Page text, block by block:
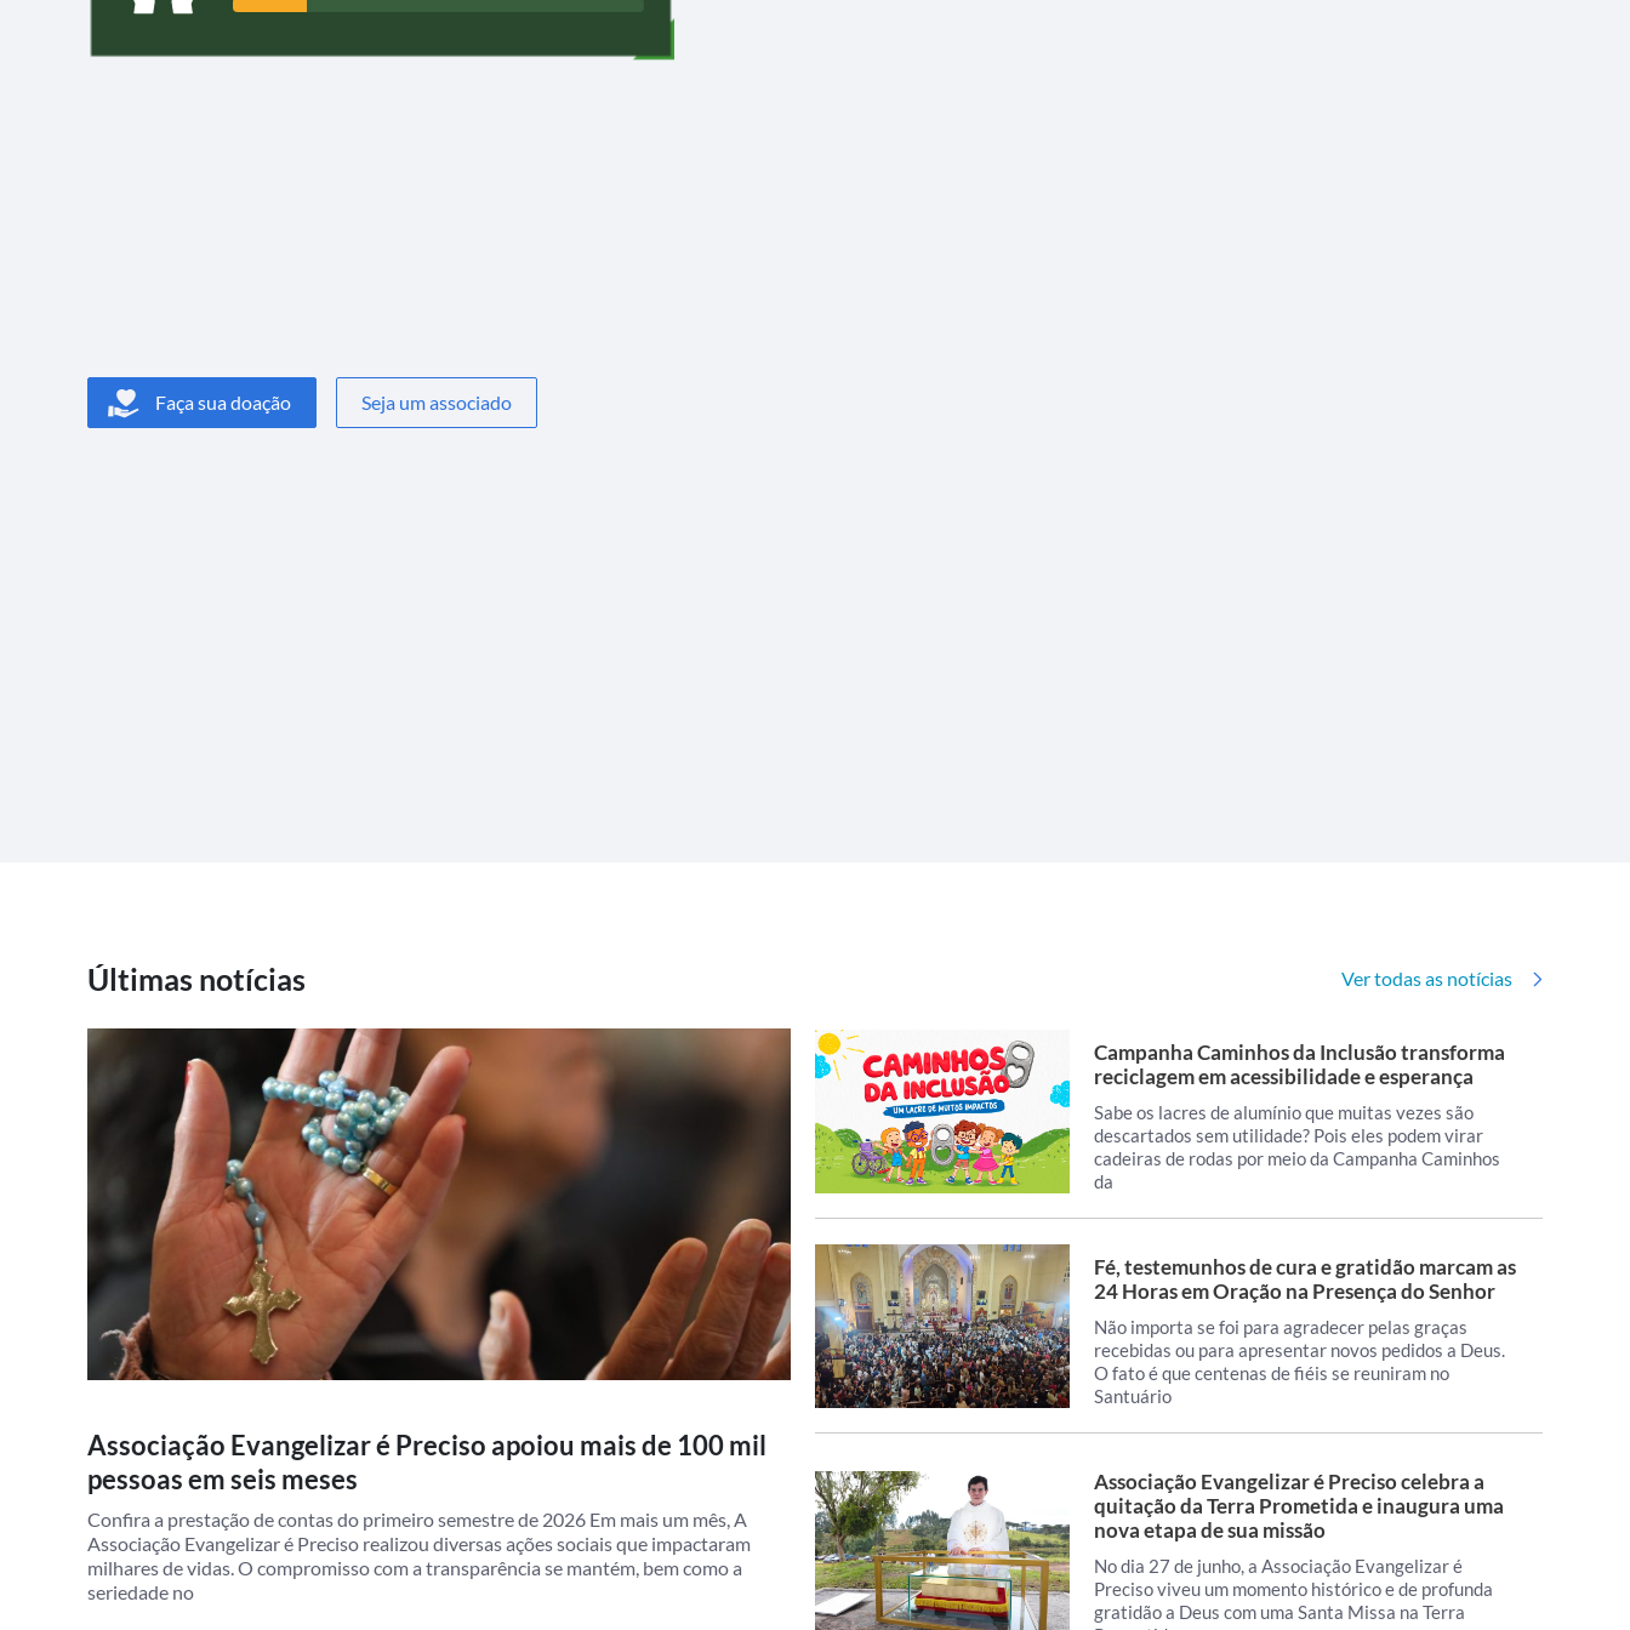
Faça sua doação Seja um associado
Últimas notícias Ver todas as notícias
Associação Evangelizar é Preciso apoiou mais de 100 mil
pessoas em seis meses
Confira a prestação de contas do primeiro semestre de 2026 Em mais um mês, A
Associação Evangelizar é Preciso realizou diversas ações sociais que impactaram
milhares de vidas. O compromisso com a transparência se mantém, bem como a
seriedade no
Campanha Caminhos da Inclusão transforma
reciclagem em acessibilidade e esperança
Sabe os lacres de alumínio que muitas vezes são
descartados sem utilidade? Pois eles podem virar
cadeiras de rodas por meio da Campanha Caminhos
da
Fé, testemunhos de cura e gratidão marcam as
24 Horas em Oração na Presença do Senhor
Não importa se foi para agradecer pelas graças
recebidas ou para apresentar novos pedidos a Deus.
O fato é que centenas de fiéis se reuniram no
Santuário
Associação Evangelizar é Preciso celebra a
quitação da Terra Prometida e inaugura uma
nova etapa de sua missão
No dia 27 de junho, a Associação Evangelizar é
Preciso viveu um momento histórico e de profunda
gratidão a Deus com uma Santa Missa na Terra